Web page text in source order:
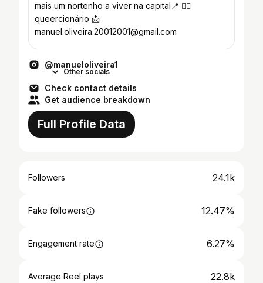
mais um nortenho a viver na capital📍 ✍🏼
queercionário 📩
manuel.oliveira.20012001@gmail.com
@manueloliveira1
Other socials
Check contact details
Get audience breakdown
Full Profile Data
Followers 24.1k
Fake followers 12.47%
Engagement rate 6.27%
Average Reel plays 22.8k